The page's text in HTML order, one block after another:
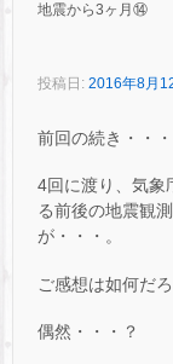
地震から3ヶ月⑭
投稿日: 2016年8月
前回の続き・・・
4回に渡り、気象
る前後の地震観
が・・・。
ご感想は如何だ
偶然・・・？